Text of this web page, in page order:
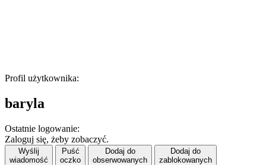
Profil użytkownika:
baryla
Ostatnie logowanie:
Zaloguj się, żeby zobaczyć.
Wyślij
wiadomość
Puść
oczko
Dodaj do
obserwowanych
Dodaj do
zablokowanych